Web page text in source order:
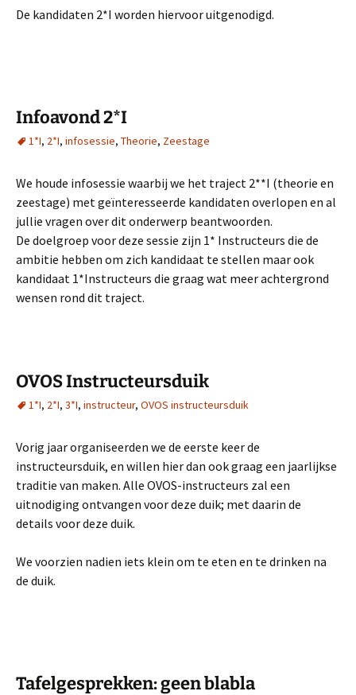
De kandidaten 2*I worden hiervoor uitgenodigd.
Infoavond 2*I
1*I, 2*I, infosessie, Theorie, Zeestage
We houde infosessie waarbij we het traject 2**I (theorie en
zeestage) met geïnteresseerde kandidaten overlopen en al
jullie vragen over dit onderwerp beantwoorden.
De doelgroep voor deze sessie zijn 1* Instructeurs die de
ambitie hebben om zich kandidaat te stellen maar ook
kandidaat 1*Instructeurs die graag wat meer achtergrond
wensen rond dit traject.
OVOS Instructeursduik
1*I, 2*I, 3*I, instructeur, OVOS instructeursduik
Vorig jaar organiseerden we de eerste keer de
instructeursduik, en willen hier dan ook graag een jaarlijkse
traditie van maken. Alle OVOS-instructeurs zal een
uitnodiging ontvangen voor deze duik; met daarin de
details voor deze duik.
We voorzien nadien iets klein om te eten en te drinken na
de duik.
Tafelgesprekken: geen blabla